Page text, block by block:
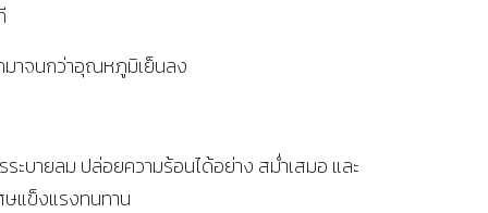
มาจนกว่าอุณหภูมิเย็นลง
ะบายลม ปล่อยความร้อนได้อย่าง สม่ำเสมอ และ
ษแข็งแรงทนทาน